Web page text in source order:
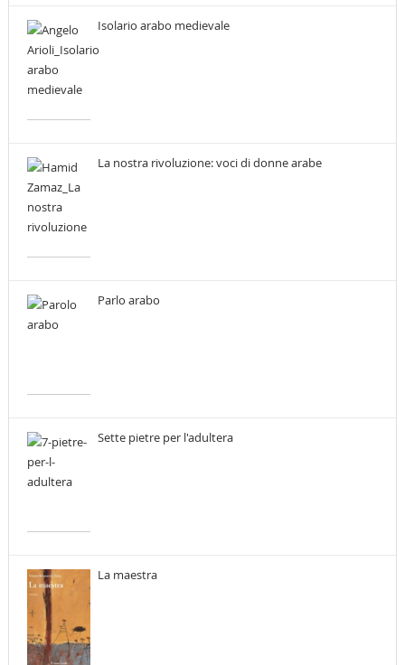
Isolario arabo medievale
La nostra rivoluzione: voci di donne arabe
Parlo arabo
Sette pietre per l'adultera
La maestra